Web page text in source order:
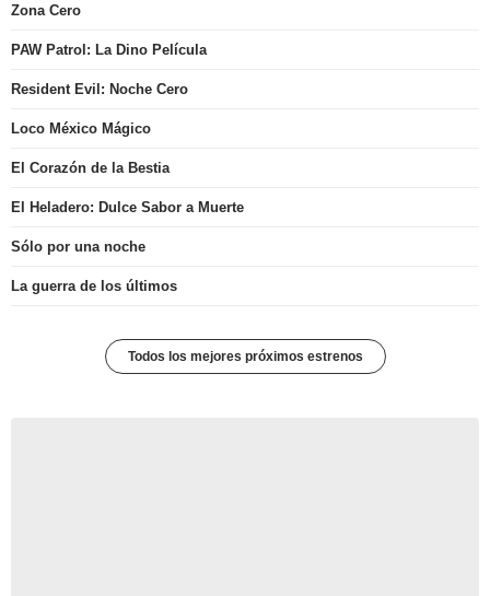
Zona Cero
PAW Patrol: La Dino Película
Resident Evil: Noche Cero
Loco México Mágico
El Corazón de la Bestia
El Heladero: Dulce Sabor a Muerte
Sólo por una noche
La guerra de los últimos
Todos los mejores próximos estrenos